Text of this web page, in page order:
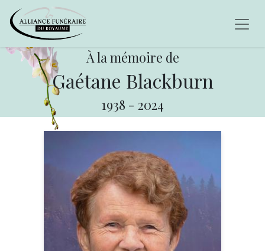
À la mémoire de
Gaétane Blackburn
1938 - 2024